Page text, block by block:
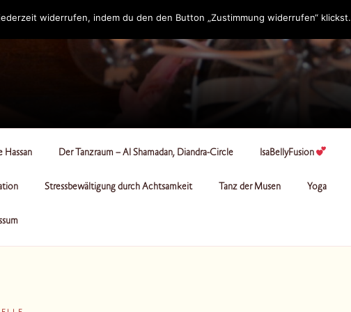
Hassan Der Tanzraum – Al Shamadan, Diandra-Circle IsaBellyFusion
Stressbewältigung durch Achtsamkeit Tanz der Musen Yoga
widerrufen, indem du den den Button „Zustimmung widerrufen“ klickst.